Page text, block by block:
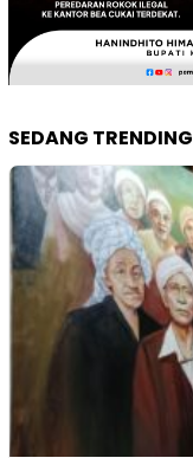
SEDANG TRENDING